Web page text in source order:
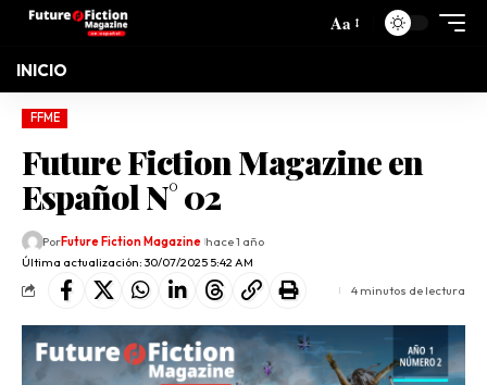
Aa
INICIO
FFME
Future Fiction Magazine en
Español N° 02
Última actualización: 30/07/2025 5:42 AM
PorFuture Fiction Magazine hace 1 año
4 minutos de lectura